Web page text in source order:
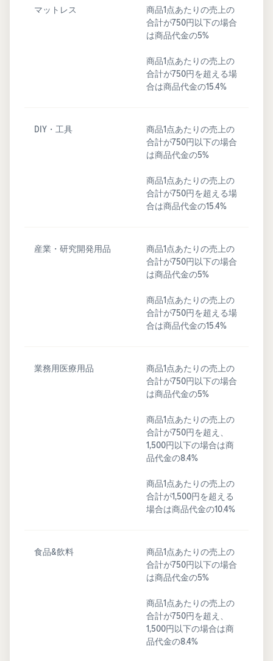
マットレス
商品1点あたりの売上の
合計が750円以下の場合
は商品代金の5%
商品1点あたりの売上の
合計が750円を超える場
合は商品代金の15.4%
DIY・工具
商品1点あたりの売上の
合計が750円以下の場合
は商品代金の5%
商品1点あたりの売上の
合計が750円を超える場
合は商品代金の15.4%
産業・研究開発用品
商品1点あたりの売上の
合計が750円以下の場合
は商品代金の5%
商品1点あたりの売上の
合計が750円を超える場
合は商品代金の15.4%
業務用医療用品
商品1点あたりの売上の
合計が750円以下の場合
は商品代金の5%
商品1点あたりの売上の
合計が750円を超え、
1,500円以下の場合は商
品代金の8.4%
商品1点あたりの売上の
合計が1,500円を超える
場合は商品代金の10.4%
食品&飲料
商品1点あたりの売上の
合計が750円以下の場合
は商品代金の5%
商品1点あたりの売上の
合計が750円を超え、
1,500円以下の場合は商
品代金の8.4%